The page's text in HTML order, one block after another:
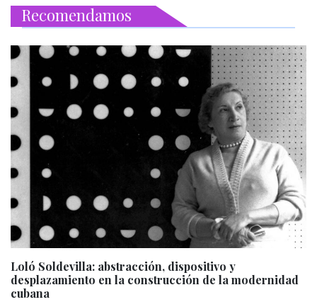
Recomendamos
Loló Soldevilla: abstracción, dispositivo y
desplazamiento en la construcción de la modernidad
cubana